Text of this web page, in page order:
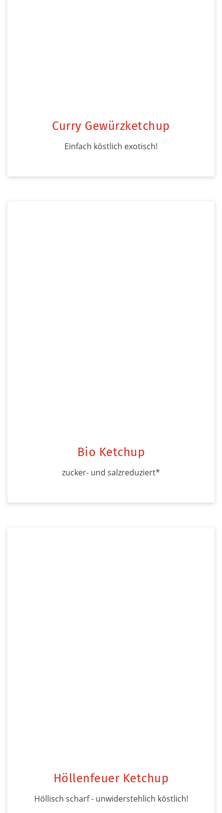
Curry Gewürzketchup
Einfach köstlich exotisch!
Bio Ketchup
zucker- und salzreduziert*
Höllenfeuer Ketchup
Höllisch scharf - unwiderstehlich köstlich!